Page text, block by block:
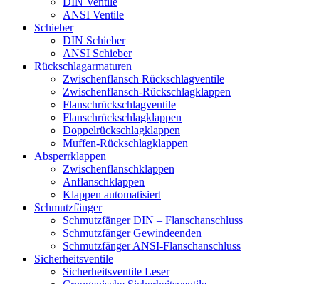
ANSI Ventile
Schieber
DIN Schieber
ANSI Schieber
Rückschlag­armaturen
Zwischenflansch Rückschlagventile
Zwischenflansch-Rückschlagklappen
Flanschrückschlagventile
Flanschrückschlagklappen
Doppelrückschlagklappen
Muffen-Rückschlagklappen
Absperrklappen
Zwischenflanschklappen
Anflanschklappen
Klappen automatisiert
Schmutzfänger
Schmutzfänger DIN – Flanschanschluss
Schmutzfänger Gewindeenden
Schmutzfänger ANSI-Flanschanschluss
Sicherheitsventile
Sicherheitsventile Leser